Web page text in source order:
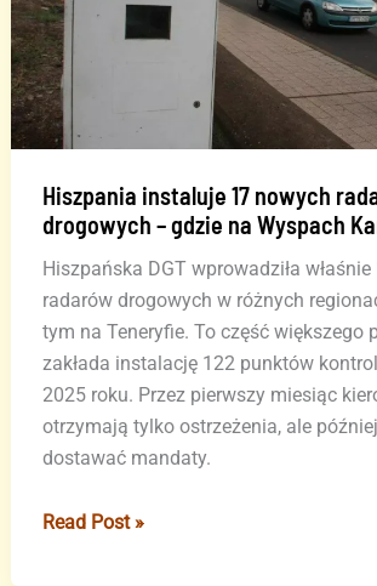
Hiszpania instaluje 17 nowych
drogowych – gdzie na Wyspach
Hiszpańska DGT wprowadziła
radarów drogowych w różnych
tym na Teneryfie. To część większego
zakłada instalację 122 punktów
2025 roku. Przez pierwszy miesiąc
otrzymają tylko ostrzeżenia, ale
dostawać mandaty.
Hiszpania
Read Post »